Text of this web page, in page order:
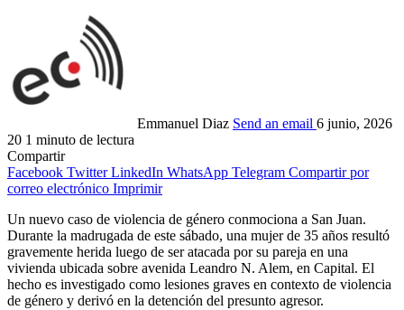
Emmanuel Diaz Send an email 6 junio, 2026
20 1 minuto de lectura
Compartir
Facebook Twitter LinkedIn WhatsApp Telegram Compartir por
correo electrónico Imprimir
Un nuevo caso de violencia de género conmociona a San Juan.
Durante la madrugada de este sábado, una mujer de 35 años resultó
gravemente herida luego de ser atacada por su pareja en una
vivienda ubicada sobre avenida Leandro N. Alem, en Capital. El
hecho es investigado como lesiones graves en contexto de violencia
de género y derivó en la detención del presunto agresor.